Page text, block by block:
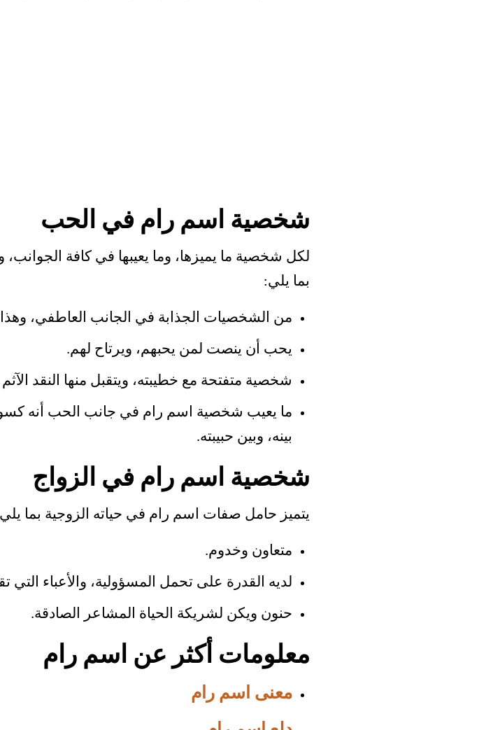
شخصية اسم رام في الحب
لكل شخصية ما يميزها، وما يعيبها في كافة
بما يلي:
من الشخصيات الجذابة في الجانب العاطفي، وهذا
يحب أن ينصت لمن يحبهم، ويرتاح لهم.
شخصية متفتحة مع خطيبته، ويتقبل منها النقد
ما يعيب شخصية اسم رام في جانب الحب أنه
بينه، وبين حبيبته.
شخصية اسم رام في الزواج
يتميز حامل صفات اسم رام في حياته الزوجية بما
متعاون وخدوم.
لديه القدرة على تحمل المسؤولية، والأعباء التي
حنون ويكن لشريكة الحياة المشاعر الصادقة.
معلومات أكثر عن اسم رام
معنى اسم رام